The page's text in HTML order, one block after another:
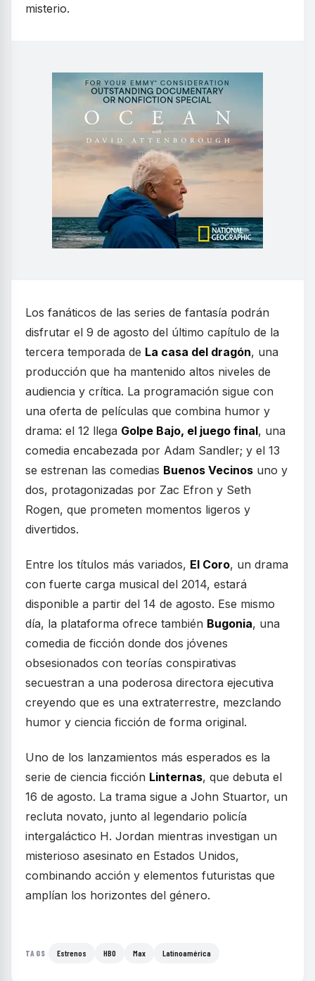
misterio.
Los fanáticos de las series de fantasía podrán
disfrutar el 9 de agosto del último capítulo de la
tercera temporada de La casa del dragón, una
producción que ha mantenido altos niveles de
audiencia y crítica. La programación sigue con
una oferta de películas que combina humor y
drama: el 12 llega Golpe Bajo, el juego final, una
comedia encabezada por Adam Sandler; y el 13
se estrenan las comedias Buenos Vecinos uno y
dos, protagonizadas por Zac Efron y Seth
Rogen, que prometen momentos ligeros y
divertidos.
Entre los títulos más variados, El Coro, un drama
con fuerte carga musical del 2014, estará
disponible a partir del 14 de agosto. Ese mismo
día, la plataforma ofrece también Bugonia, una
comedia de ficción donde dos jóvenes
obsesionados con teorías conspirativas
secuestran a una poderosa directora ejecutiva
creyendo que es una extraterrestre, mezclando
humor y ciencia ficción de forma original.
Uno de los lanzamientos más esperados es la
serie de ciencia ficción Linternas, que debuta el
16 de agosto. La trama sigue a John Stuartor, un
recluta novato, junto al legendario policía
intergaláctico H. Jordan mientras investigan un
misterioso asesinato en Estados Unidos,
combinando acción y elementos futuristas que
amplían los horizontes del género.
TAGS Estrenos HBO Max Latinoamérica